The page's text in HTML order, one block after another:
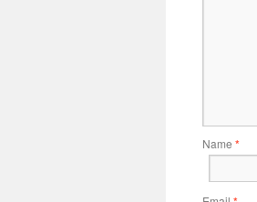
Name *